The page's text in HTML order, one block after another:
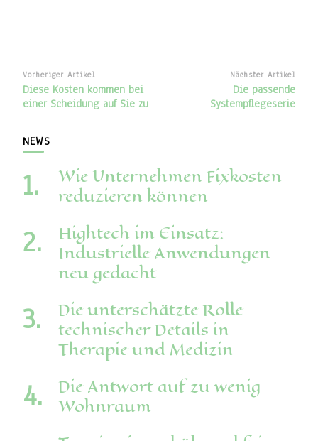
Beitragsnavigation
Vorheriger Artikel
Diese Kosten kommen bei
einer Scheidung auf Sie zu
Nächster Artikel
Die passende
Systempflegeserie
NEWS
Wie Unternehmen Fixkosten
reduzieren können
Hightech im Einsatz:
Industrielle Anwendungen
neu gedacht
Die unterschätzte Rolle
technischer Details in
Therapie und Medizin
Die Antwort auf zu wenig
Wohnraum